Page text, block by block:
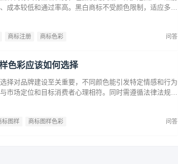
成本较低和通过率高。黑白商标不受颜色限制，适应多样
商标注册 商标色彩 问答
色彩应该如何选择
择对品牌建设至关重要，不同颜色能引发特定情感和行为
市场定位和目标消费者心理相符。同时需遵循法律法规确
标图样 商标图样色彩 问答